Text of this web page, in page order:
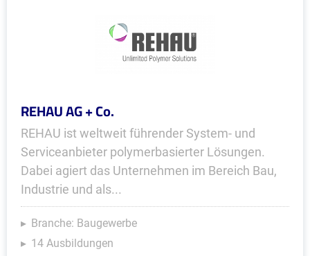
REHAU AG + Co.
REHAU ist weltweit führender System- und
Serviceanbieter polymerbasierter Lösungen.
Dabei agiert das Unternehmen im Bereich Bau,
Industrie und als...
Branche: Baugewerbe
14 Ausbildungen